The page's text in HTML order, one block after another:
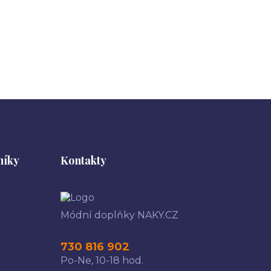
Kontakty
Módní doplňky NAKY.CZ
730 816 902
Po-Ne, 10-18 hod.